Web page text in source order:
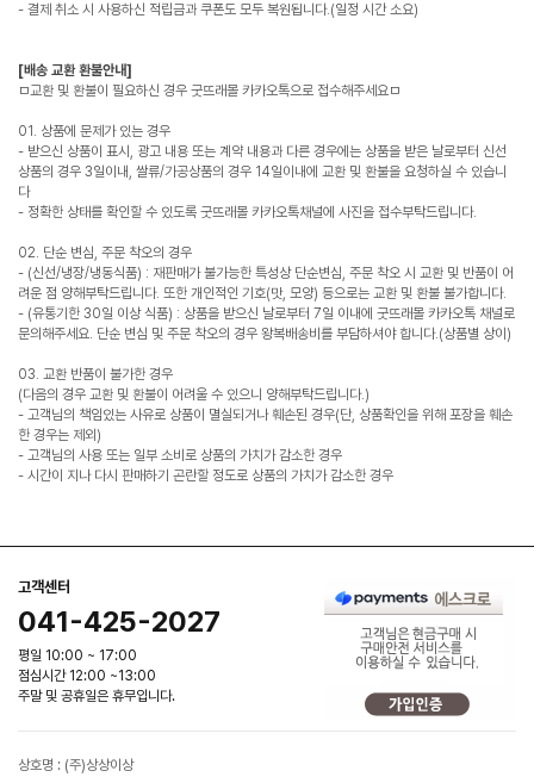
- 결제 취소 시 사용하신 적립금과 쿠폰도 모두 복원됩니다.(일정 시간 소요)
[배송 교환 환불안내]
ㅁ교환 및 환불이 필요하신 경우 굿뜨래몰 카카오톡으로 접수해주세요ㅁ
01. 상품에 문제가 있는 경우
- 받으신 상품이 표시, 광고 내용 또는 계약 내용과 다른 경우에는 상품을 받은 날로부터 신선
상품의 경우 3일이내, 쌀류/가공상품의 경우 14일이내에 교환 및 환불을 요청하실 수 있습니
다
- 정확한 상태를 확인할 수 있도록 굿뜨래몰 카카오톡채널에 사진을 접수부탁드립니다.
02. 단순 변심, 주문 착오의 경우
- (신선/냉장/냉동식품) : 재판매가 불가능한 특성상 단순변심, 주문 착오 시 교환 및 반품이 어
려운 점 양해부탁드립니다. 또한 개인적인 기호(맛, 모양) 등으로는 교환 및 환불 불가합니다.
- (유통기한 30일 이상 식품) : 상품을 받으신 날로부터 7일 이내에 굿뜨래몰 카카오톡 채널로
문의해주세요. 단순 변심 및 주문 착오의 경우 왕복배송비를 부담하셔야 합니다.(상품별 상이)
03. 교환 반품이 불가한 경우
(다음의 경우 교환 및 환불이 어려울 수 있으니 양해부탁드립니다.)
- 고객님의 책임있는 사유로 상품이 멸실되거나 훼손된 경우(단, 상품확인을 위해 포장을 훼손
한 경우는 제외)
- 고객님의 사용 또는 일부 소비로 상품의 가치가 감소한 경우
- 시간이 지나 다시 판매하기 곤란할 정도로 상품의 가치가 감소한 경우
고객센터
041-425-2027
평일 10:00 ~ 17:00
점심시간 12:00 ~13:00
주말 및 공휴일은 휴무입니다.
상호명 : (주)상상이상